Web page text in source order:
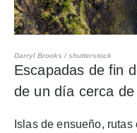
Darryl Brooks / shutterstock
Escapadas de fin
de un día cerca
Islas de ensueño,